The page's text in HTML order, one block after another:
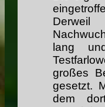
lang
großes
gesetzt.
dem